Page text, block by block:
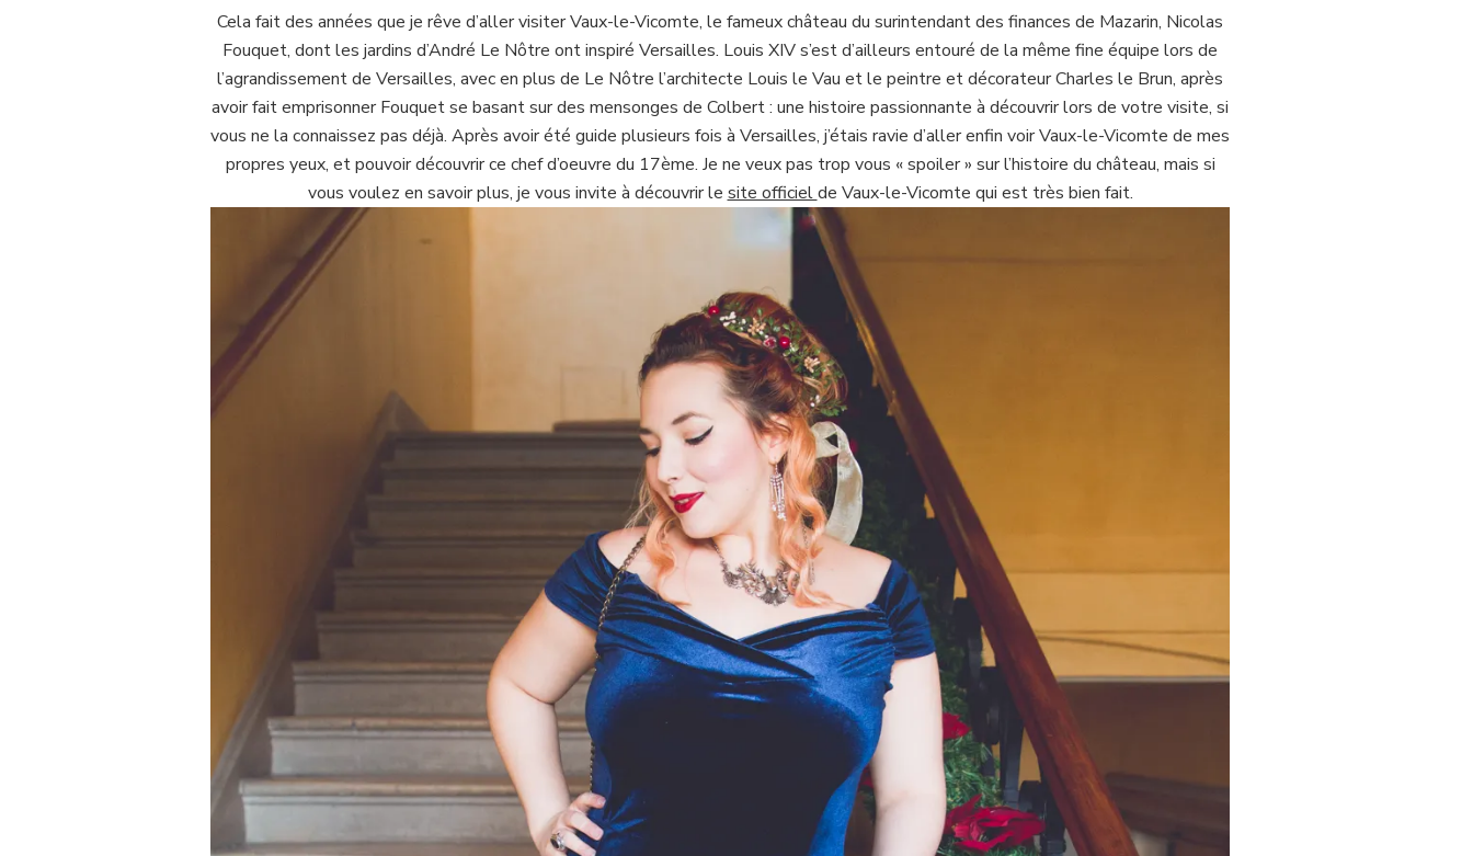
Cela fait des années que je rêve d’aller visiter Vaux-le-Vicomte, le fameux château du surintendant des finances de Mazarin, Nicolas
Fouquet, dont les jardins d’André Le Nôtre ont inspiré Versailles. Louis XIV s’est d’ailleurs entouré de la même fine équipe lors de
l’agrandissement de Versailles, avec en plus de Le Nôtre l’architecte Louis le Vau et le peintre et décorateur Charles le Brun, après
avoir fait emprisonner Fouquet se basant sur des mensonges de Colbert : une histoire passionnante à découvrir lors de votre visite, si
vous ne la connaissez pas déjà. Après avoir été guide plusieurs fois à Versailles, j’étais ravie d’aller enfin voir Vaux-le-Vicomte de mes
propres yeux, et pouvoir découvrir ce chef d’oeuvre du 17ème. Je ne veux pas trop vous « spoiler » sur l’histoire du château, mais si
vous voulez en savoir plus, je vous invite à découvrir le site officielde Vaux-le-Vicomte qui est très bien fait.